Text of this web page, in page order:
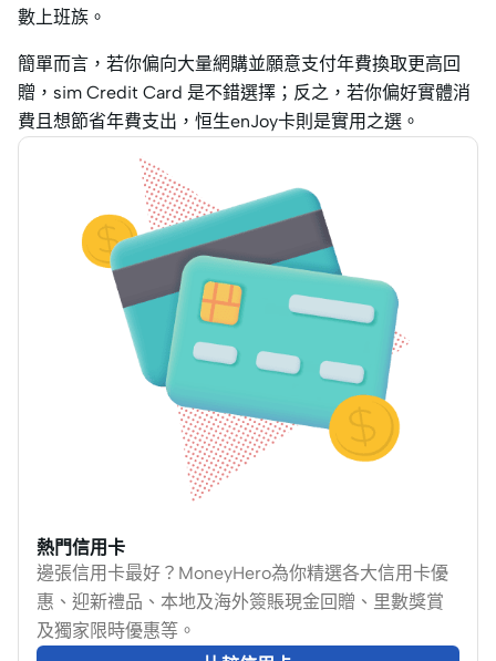
數上班族。
簡單而言，若你偏向大量網購並願意支付年費換取更高回
贈，sim Credit Card 是不錯選擇；反之，若你偏好實體消
費且想節省年費支出，恒生enJoy卡則是實用之選。
熱門信用卡
邊張信用卡最好？MoneyHero為你精選各大信用卡優
惠、迎新禮品、本地及海外簽賬現金回贈、里數獎賞
及獨家限時優惠等。